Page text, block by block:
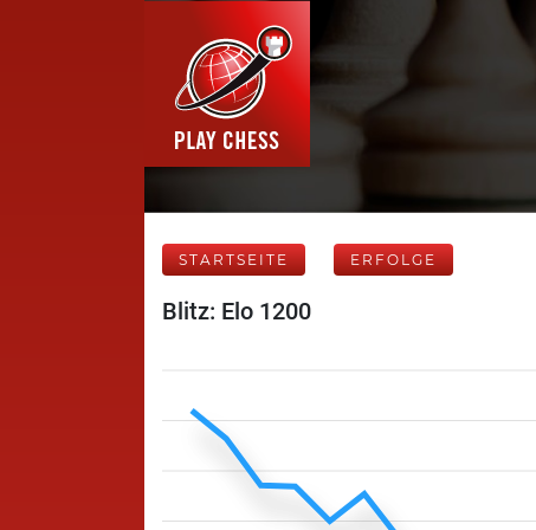
STARTSEITE ERFOLGE
Blitz: Elo 1200